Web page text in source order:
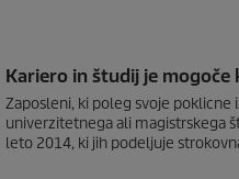
Kariero in študij je
Zaposleni, ki poleg svoje
univerzitetnega ali magistrskega
leto 2014, ki jih podeljuje